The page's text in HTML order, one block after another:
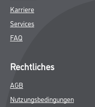
Karriere
Services
FAQ
Rechtliches
AGB
Nutzungsbedingungen